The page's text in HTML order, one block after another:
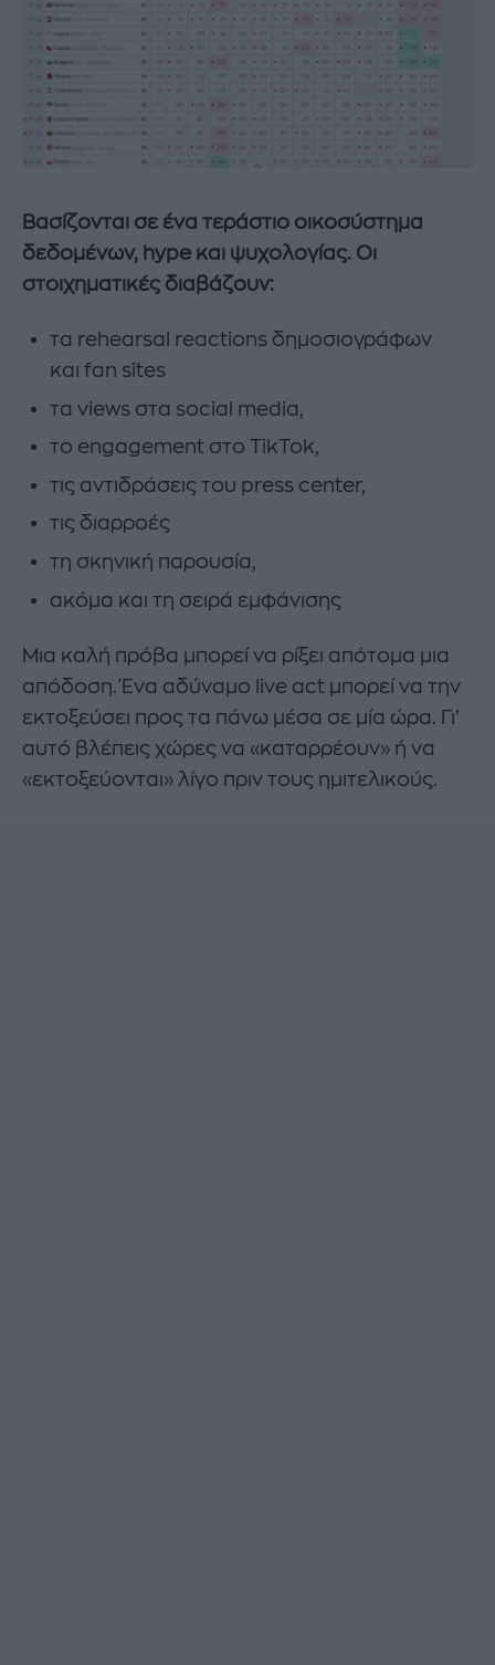
Βασίζονται σε ένα τεράστιο οικοσύστημα
δεδομένων, hype και ψυχολογίας. Οι
στοιχηματικές διαβάζουν:
τα rehearsal reactions δημοσιογράφων
και fan sites
τα views στα social media,
το engagement στο TikTok,
τις αντιδράσεις του press center,
τις διαρροές
τη σκηνική παρουσία,
ακόμα και τη σειρά εμφάνισης
Μια καλή πρόβα μπορεί να ρίξει απότομα μια
απόδοση. Ένα αδύναμο live act μπορεί να την
εκτοξεύσει προς τα πάνω μέσα σε μία ώρα. Γι’
αυτό βλέπεις χώρες να «καταρρέουν» ή να
«εκτοξεύονται» λίγο πριν τους ημιτελικούς.